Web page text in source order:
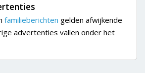
familieberichten gelden afwijkende
advertenties vallen onder het